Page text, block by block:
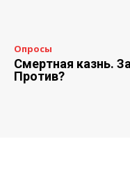
Опросы
Смертная казнь.
Против?